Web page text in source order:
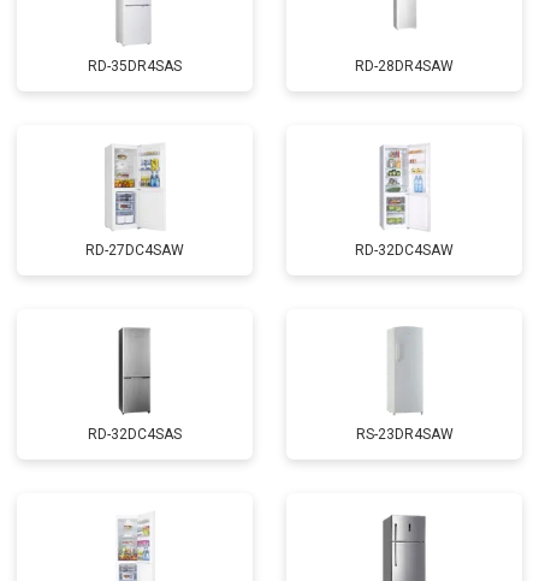
RD-35DR4SAS RD-28DR4SAW
RD-27DC4SAW RD-32DC4SAW
RD-32DC4SAS RS-23DR4SAW